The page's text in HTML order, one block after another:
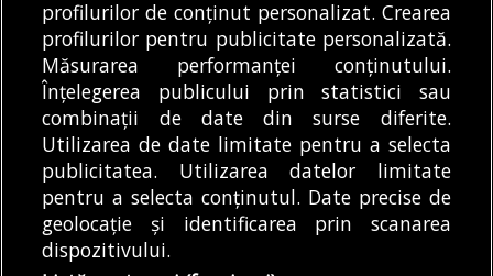
MODIFICĂ SETĂRILE COOKIES
© Copyright 2025 - Buletin de București.
Găzduit dePresslabs.com. Powered by TRS Design.
Despre
Noi
Media
Kit
Politică De
Confidențialitate
Cookie
Policy (EU)
Cookie
Policy
Tweet
Share this selection
profilurilor de conținut personalizat. Crearea
profilurilor pentru publicitate personalizată.
Măsurarea performanței conținutului.
Înțelegerea publicului prin statistici sau
combinații de date din surse diferite.
Utilizarea de date limitate pentru a selecta
publicitatea. Utilizarea datelor limitate
pentru a selecta conținutul. Date precise de
geolocație și identificarea prin scanarea
dispozitivului.